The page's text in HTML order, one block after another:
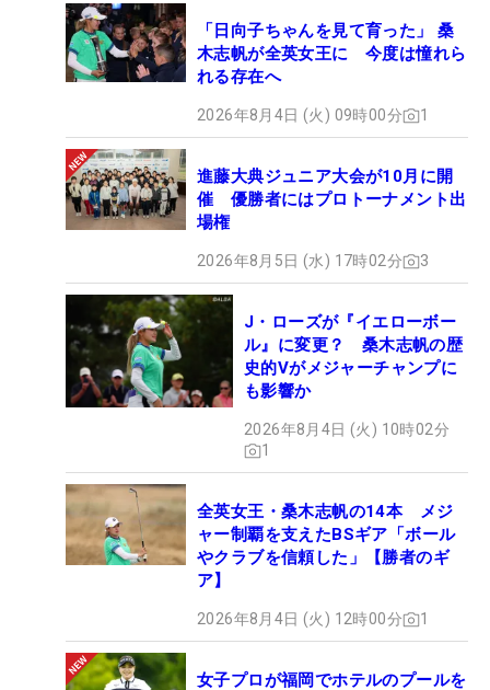
「日向子ちゃんを見て育った」 桑
木志帆が全英女王に 今度は憧れら
れる存在へ
2026年8月4日 (火) 09時00分 1
進藤大典ジュニア大会が10月に開
催 優勝者にはプロトーナメント出
場権
2026年8月5日 (水) 17時02分 3
J・ローズが『イエローボー
ル』に変更？ 桑木志帆の歴
史的Vがメジャーチャンプに
も影響か
2026年8月4日 (火) 10時02分
1
全英女王・桑木志帆の14本 メジ
ャー制覇を支えたBSギア「ボール
やクラブを信頼した」【勝者のギ
ア】
2026年8月4日 (火) 12時00分 1
女子プロが福岡でホテルのプールを